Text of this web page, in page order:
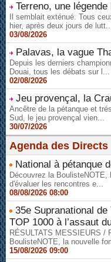
Terreno, une
Il semblait exténué. Tous
hier, après deux jours de
03/08/2026
Palavas, la vague
Depuis les derniers
Douai, tous les débats sur l...
02/08/2026
Jeu provençal, la
Ancêtre de la pétanque et
Sud, le jeu provençal vien...
30/07/2026
Agenda des Directs
National à pétanque
Découvrez la
d'évaluer les rencontres e...
08/08/2026 08:00
35e Supranational
TOP 1000 à l’assaut
RÉSULTATS MESSIEURS
BoulisteNOTE, la nouvelle
15/08/2026 09:00